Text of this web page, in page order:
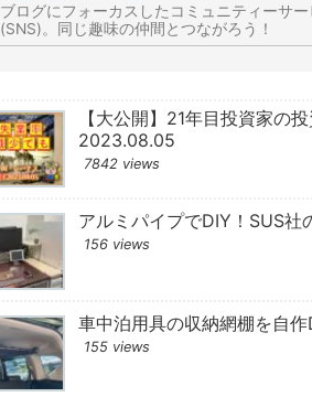
ブログにフォーカスしたコミュニティーサ
(SNS)。同じ趣味の仲間とつながろう！
【大公開】21年目投資家の
2023.08.05
7842 views
アルミパイプでDIY！SUS
156 views
車中泊用具の収納網棚を自
155 views